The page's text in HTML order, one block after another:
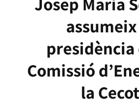
presidència
Comissió
la Cecot